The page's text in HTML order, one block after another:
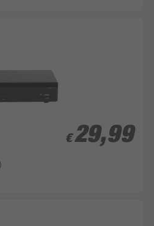
€ 29,99
€ 29,99